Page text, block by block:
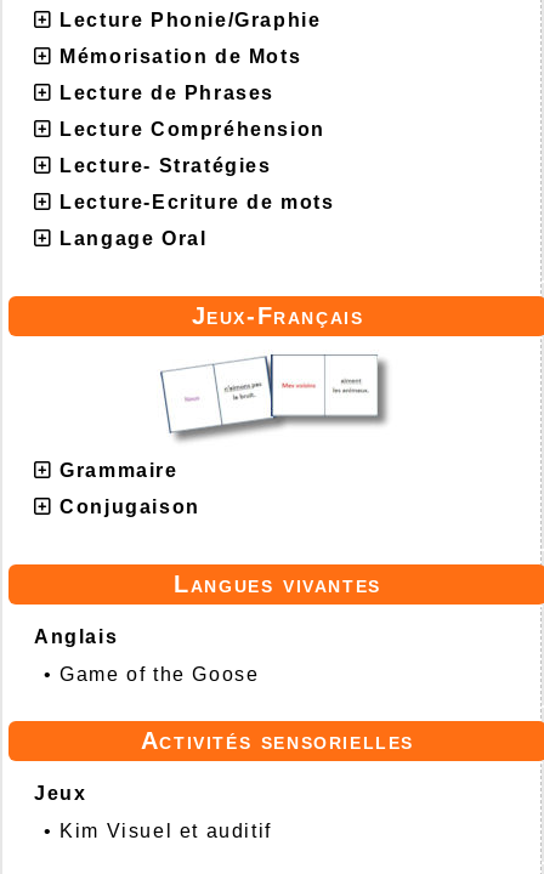
Lecture Phonie/Graphie
Mémorisation de Mots
Lecture de Phrases
Lecture Compréhension
Lecture- Stratégies
Lecture-Ecriture de mots
Langage Oral
Jeux-Français
Grammaire
Conjugaison
Langues vivantes
Anglais
•Game of the Goose
Activités sensorielles
Jeux
• Kim Visuel et auditif